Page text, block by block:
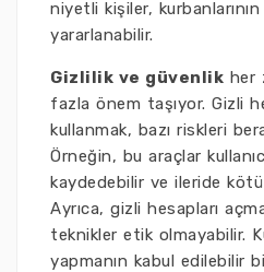
niyetli kişiler,
yararlanabilir.
Gizlilik ve güvenlik her
fazla önem taşıyor. Gizli
kullanmak, bazı riskleri
Örneğin, bu araçlar
kaydedebilir ve ileride
Ayrıca, gizli hesapları
teknikler etik olmayabilir.
yapmanın kabul edilebilir